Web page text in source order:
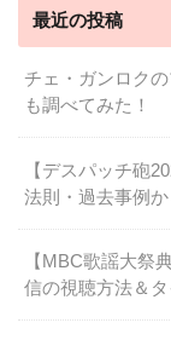
最近の投稿
チェ・ガンロク
も調べてみた！
【デスパッチ砲
法則・過去事例か
【MBC歌謡大祭
信の視聴方法＆